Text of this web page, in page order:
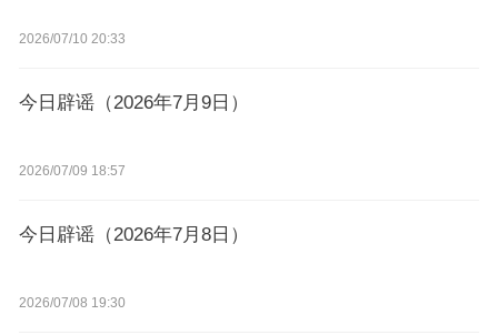
2026/07/10 20:33
今日辟谣（2026年7月9日）
2026/07/09 18:57
今日辟谣（2026年7月8日）
2026/07/08 19:30